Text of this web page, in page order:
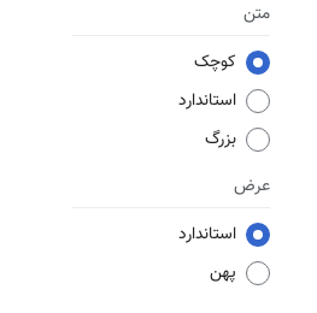
متن
کوچک
استاندارد
بزرگ
عرض
استاندارد
پهن